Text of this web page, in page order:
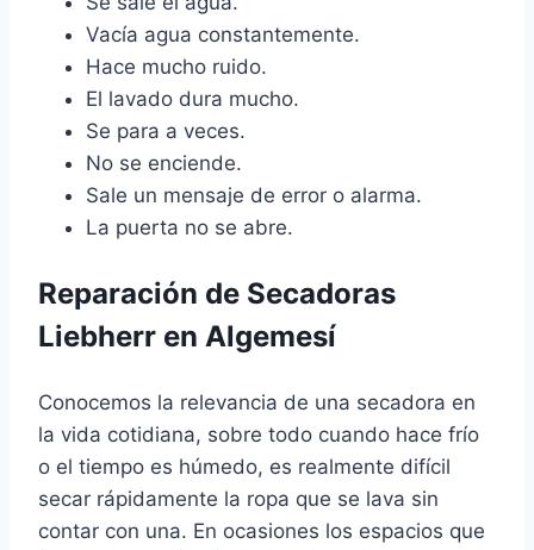
Vacía agua constantemente.
Hace mucho ruido.
El lavado dura mucho.
Se para a veces.
No se enciende.
Sale un mensaje de error o alarma.
La puerta no se abre.
Reparación de Secadoras
Liebherr en Algemesí
Conocemos la relevancia de una secadora en
la vida cotidiana, sobre todo cuando hace frío
o el tiempo es húmedo, es realmente difícil
secar rápidamente la ropa que se lava sin
contar con una. En ocasiones los espacios que